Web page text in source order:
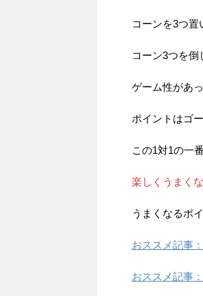
コーンを3つ置
コーン3つを倒
ゲーム性があ
ポイントはゴ
この1対1の一
楽しくうまく
うまくなるポ
おススメ記事
おススメ記事